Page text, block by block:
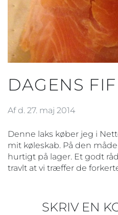
DAGENS FIF
Af d. 27. maj 2014
Denne laks køber jeg i
mit køleskab. På den
hurtigt på lager. Et godt
travlt at vi træffer de
SKRIV EN